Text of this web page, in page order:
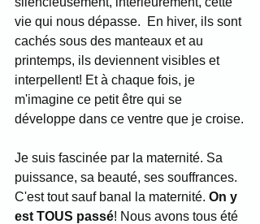
vie qui nous dépasse.  En hiver, ils sont
cachés sous des manteaux et au
printemps, ils deviennent visibles et
interpellent! Et à chaque fois, je
m'imagine ce petit être qui se
développe dans ce ventre que je croise.
Je suis fascinée par la maternité. Sa
puissance, sa beauté, ses souffrances.
C'est tout sauf banal la maternité. On y
est TOUS passé! Nous avons tous été